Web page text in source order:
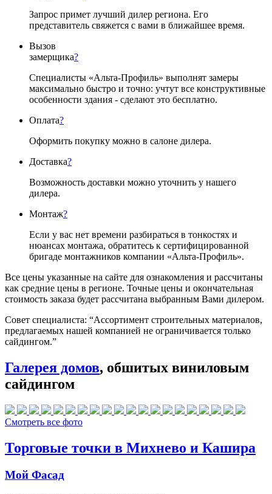
Запрос примет лучший дилер региона. Его
представитель свяжется с вами в ближайшее время.
Вызов
замерщика?
Специалисты «Альта-Профиль» выполнят замеры
максимально быстро и точно: учтут все конструктивные
особенности здания - сделают это бесплатно.
Оплата?
Оформить покупку можно в салоне дилера.
Доставка?
Возможность доставки можно уточнить у нашего
дилера.
Монтаж?
Если у вас нет времени разбираться в тонкостях и
нюансах монтажа, обратитесь к сертифицированной
бригаде монтажников компании «Альта-Профиль».
Все цены указанные на сайте для ознакомления и рассчитаны
как средние цены в регионе. Точные цены и окончательная
стоимость заказа будет рассчитана выбранным Вами дилером.
Совет специалиста: “Ассортимент строительных материалов,
предлагаемых нашей компанией не ограничивается только
сайдингом.”
Галерея домов, обшитых виниловым
сайдингом
Смотреть все фото
Торговые точки в Михнево и Кашира
Мой Фасад